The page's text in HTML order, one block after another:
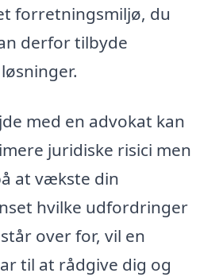
forretningsmiljø, du
derfor tilbyde
med en advokat kan
juridiske risici men
at vækste din
hvilke udfordringer
over for, vil en
til at rådgive dig og